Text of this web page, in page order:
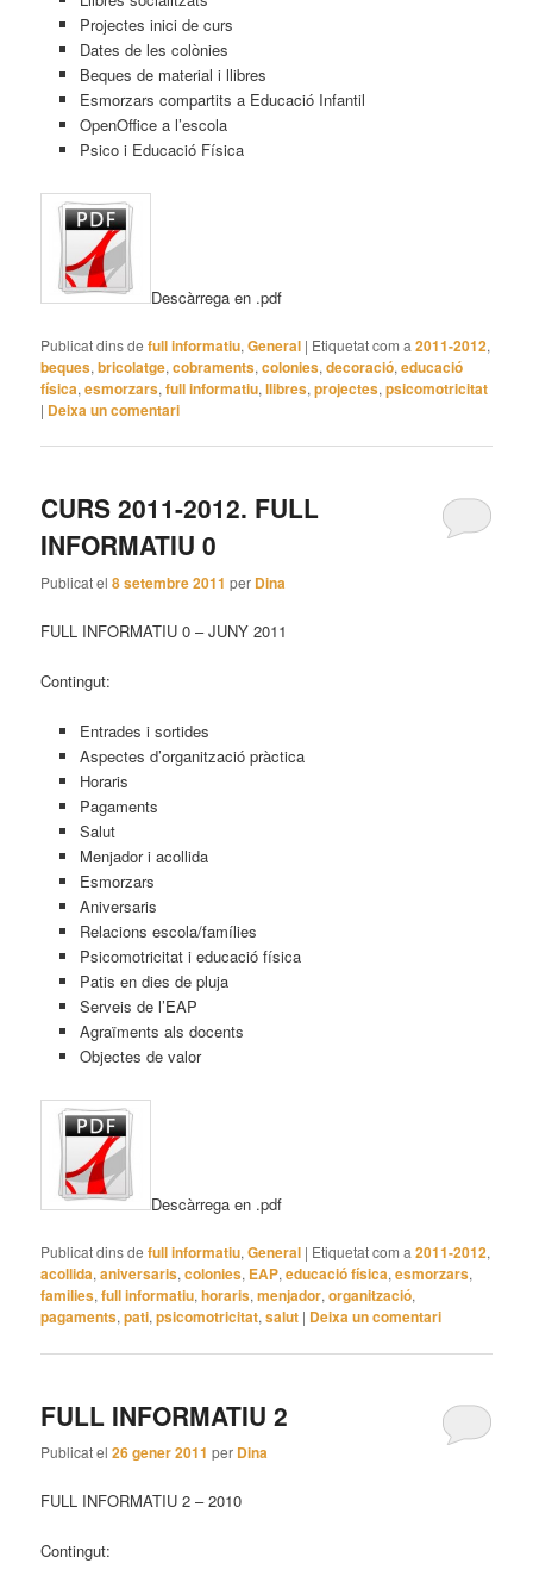
Projectes inici de curs
Dates de les colònies
Beques de material i llibres
Esmorzars compartits a Educació Infantil
OpenOffice a l’escola
Psico i Educació Física
Descàrrega en .pdf
Publicat dins de full informatiu,General | Etiquetat com a 2011-2012,
beques,bricolatge,cobraments,colonies,decoració,educació
física,esmorzars,full informatiu,llibres,projectes,psicomotricitat
| Deixa un comentari
CURS 2011-2012. FULL
INFORMATIU 0
Publicat el8 setembre 2011 per Dina
FULL INFORMATIU 0 – JUNY 2011
Contingut:
Entrades i sortides
Aspectes d’organització pràctica
Horaris
Pagaments
Salut
Menjador i acollida
Esmorzars
Aniversaris
Relacions escola/famílies
Psicomotricitat i educació física
Patis en dies de pluja
Serveis de l’EAP
Agraïments als docents
Objectes de valor
Descàrrega en .pdf
Publicat dins de full informatiu,General | Etiquetat com a 2011-2012,
acollida,aniversaris,colonies, EAP,educació física,esmorzars,
families,full informatiu,horaris,menjador,organització,
pagaments,pati,psicomotricitat,salut | Deixa un comentari
FULL INFORMATIU 2
Publicat el26 gener 2011 per Dina
FULL INFORMATIU 2 – 2010
Contingut: